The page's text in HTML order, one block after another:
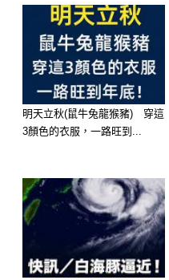
明天立秋(鼠牛兔龍猴豬) 穿這
3顏色的衣服，一路旺到...